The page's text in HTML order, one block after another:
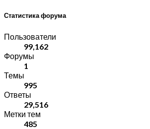
Статистика форума
Пользователи
99,162
Форумы
1
Темы
995
Ответы
29,516
Метки тем
485